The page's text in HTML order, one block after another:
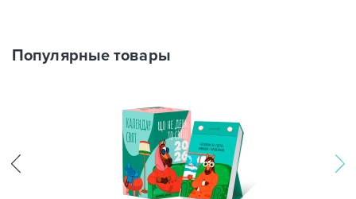
Популярные товары